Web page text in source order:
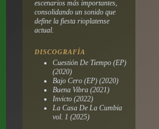
escenarios más importantes,
consolidando un sonido que
define la fiesta rioplatense
actual.
DISCOGRAFÍA
Cuestión De Tiempo (EP)
(2020)
Bajo Cero (EP) (2020)
Buena Vibra (2021)
Invicto (2022)
La Casa De La Cumbia
vol. 1 (2025)